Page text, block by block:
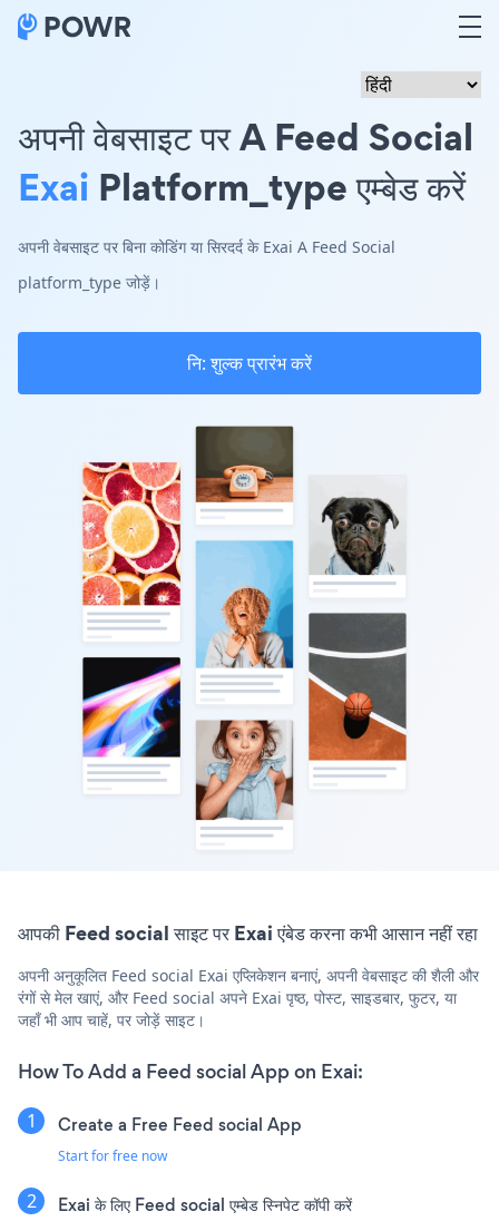
अपनी वेबसाइट पर A Feed Social
Exai Platform_type एम्बेड करें
अपनी वेबसाइट पर बिना कोडिंग या सिरदर्द के Exai A Feed Social
platform_type जोड़ें।
नि: शुल्क प्रारंभ करें
आपकी Feed social साइट पर Exai एंबेड करना कभी आसान नहीं रहा
अपनी अनुकूलित Feed social Exai एप्लिकेशन बनाएं, अपनी वेबसाइट की शैली और
रंगों से मेल खाएं, और Feed social अपने Exai पृष्ठ, पोस्ट, साइडबार, फुटर, या
जहाँ भी आप चाहें, पर जोड़ें साइट।
How To Add a Feed social App on Exai:
Create a Free Feed social App
Start for free now
Exai के लिए Feed social एम्बेड स्निपेट कॉपी करें